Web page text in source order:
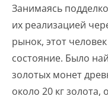
Занимаясь
их реализацией
рынок, этот
состояние. Было
золотых монет
около 20 кг